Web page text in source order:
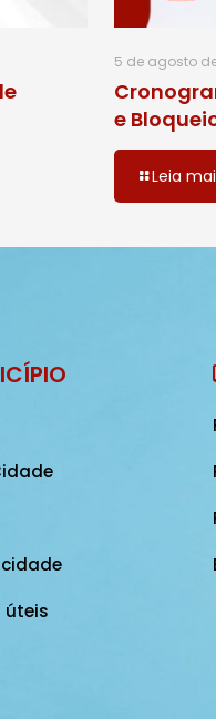
5 de agosto
e
Leia
úteis